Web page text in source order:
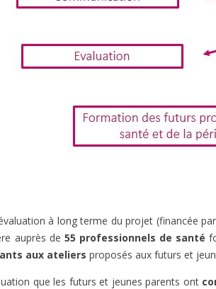
à long terme du projet (financée
auprès de 55 professionnels de santé
aux ateliers proposés aux futurs et
que les futurs et jeunes parents ont